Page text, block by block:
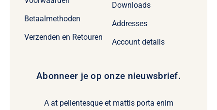
Betaalmethoden
Verzenden en Retouren
Downloads
Addresses
Account details
Abonneer je op onze nieuwsbrief.
A at pellentesque et mattis porta enim